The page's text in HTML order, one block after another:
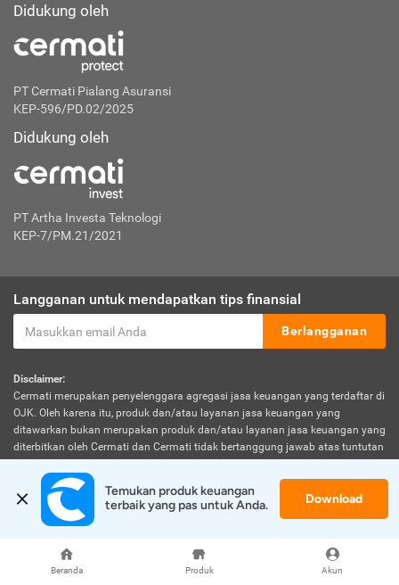
Beranda Produk Akun
Didukung oleh
PT Cermati Pialang Asuransi
KEP-596/PD.02/2025
Didukung oleh
PT Artha Investa Teknologi
KEP-7/PM.21/2021
Langganan untuk mendapatkan tips finansial
Berlangganan
Disclaimer:
Cermati merupakan penyelenggara agregasi jasa keuangan yang terdaftar di
OJK. Oleh karena itu, produk dan/atau layanan jasa keuangan yang
ditawarkan bukan merupakan produk dan/atau layanan jasa keuangan yang
diterbitkan oleh Cermati dan Cermati tidak bertanggung jawab atas tuntutan
melakukan kegiatan di sektor jasa keuangan.
© 2026 Cermati. All Rights Reserved.
Temukan produk keuangan
terbaik yang pas untuk Anda.
Download